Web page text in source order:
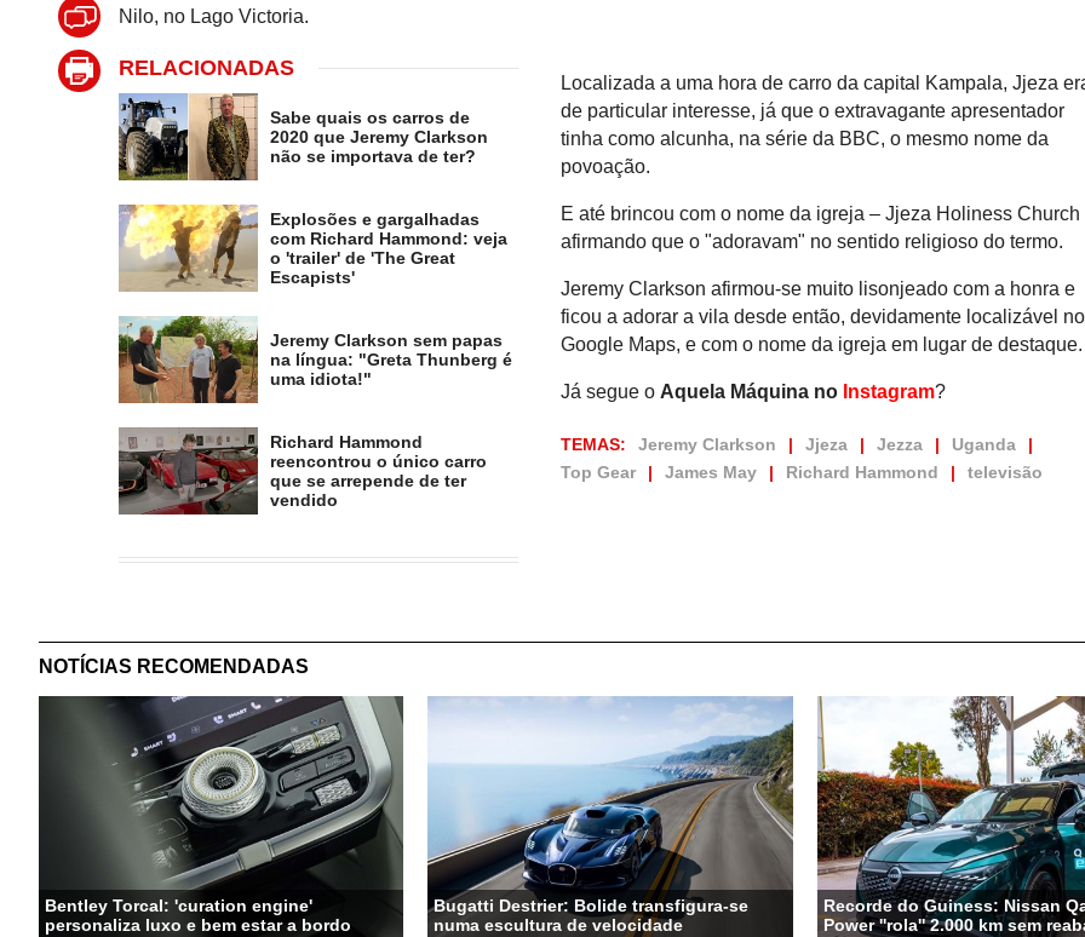
Nilo, no Lago Victoria.
RELACIONADAS
Sabe quais os carros de
2020 que Jeremy Clarkson
não se importava de ter?
Explosões e gargalhadas
com Richard Hammond: veja
o 'trailer' de 'The Great
Escapists'
Jeremy Clarkson sem papas
na língua: "Greta Thunberg é
uma idiota!"
Richard Hammond
reencontrou o único carro
que se arrepende de ter
vendido
Localizada a uma hora de carro da capital Kampala, Jjeza
de particular interesse, já que o extravagante apresentador
tinha como alcunha, na série da BBC, o mesmo nome da
povoação.
E até brincou com o nome da igreja – Jjeza Holiness Church
afirmando que o "adoravam" no sentido religioso do termo.
Jeremy Clarkson afirmou-se muito lisonjeado com a honra e
ficou a adorar a vila desde então, devidamente localizável no
Google Maps, e com o nome da igreja em lugar de
Já segue o Aquela Máquina no Instagram?
TEMAS: Jeremy Clarkson Jjeza Jezza
Uganda
Top Gear
James May Richard Hammond televisão
NOTÍCIAS RECOMENDADAS
Bentley Torcal: 'curation engine'
personaliza luxo e bem estar a bordo
Bugatti Destrier: Bolide transfigura-se
numa escultura de velocidade
Recorde do Guiness: Nissan
Power ''rola'' 2.000 km sem